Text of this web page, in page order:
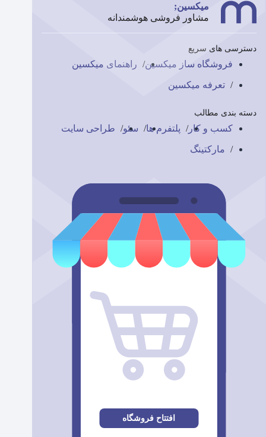
میکسین;
مشاور فروشی هوشمندانه
دسترسی های سریع
فروشگاه ساز میکسین راهنمای میکسین
تعرفه میکسین
دسته بندی مطالب
کسب و کار پلتفرم ها سئو طراحی سایت
مارکتینگ
افتتاح فروشگاه